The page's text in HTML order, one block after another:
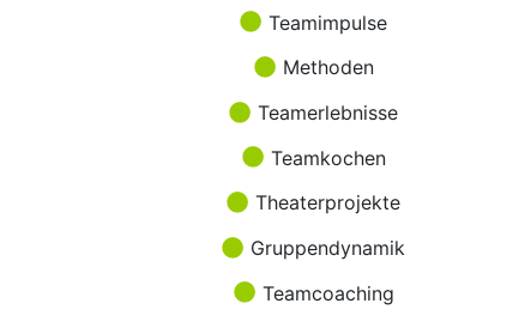
Teamimpulse
Methoden
Teamerlebnisse
Teamkochen
Theaterprojekte
Gruppendynamik
Teamcoaching